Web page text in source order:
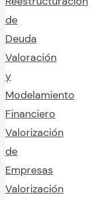
de
Deuda
Valoración
y
Modelamiento
Financiero
Valorización
de
Empresas
Valorización